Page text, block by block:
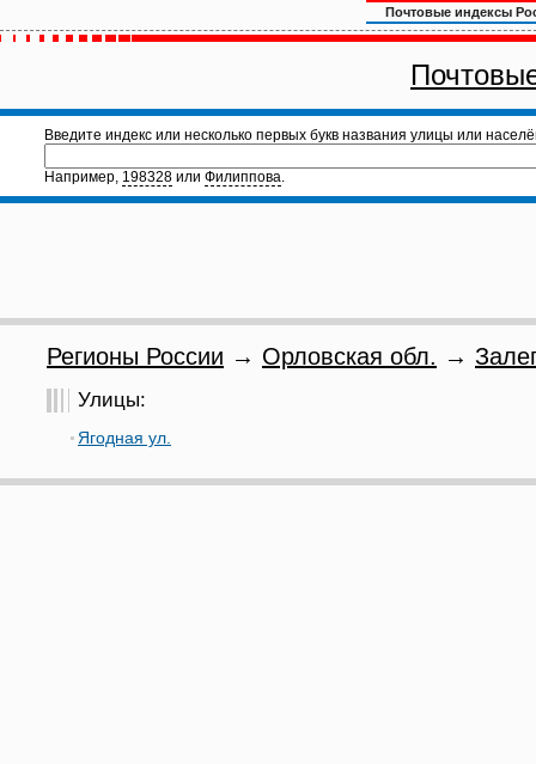
Почтовые индексы
Введите индекс или несколько первых букв названия улицы или
Например, 198328 или Филиппова.
Регионы России → Орловская обл. →
Улицы:
Ягодная ул.